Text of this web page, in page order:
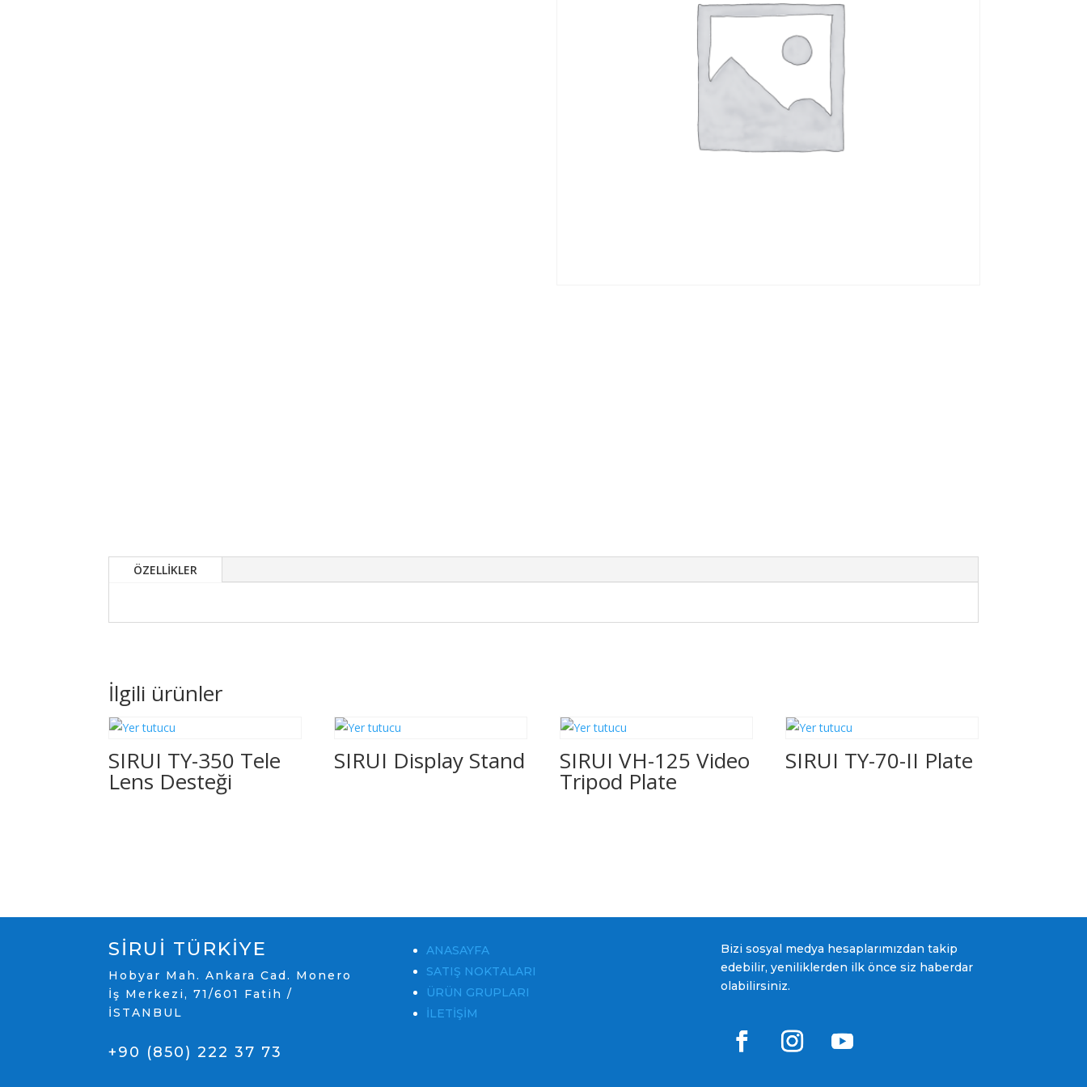
ÖZELLİKLER
İlgili ürünler
SIRUI TY-350 Tele
Lens Desteği
SIRUI Display Stand SIRUI VH-125 Video
Tripod Plate
SIRUI TY-70-II Plate
SİRUİ TÜRKİYE
Hobyar Mah. Ankara Cad. Monero
İş Merkezi, 71/601 Fatih /
İSTANBUL
+90 (850) 222 37 73
ANASAYFA
SATIŞ NOKTALARI
ÜRÜN GRUPLARI
İLETİŞİM
Bizi sosyal medya hesaplarımızdan takip
edebilir, yeniliklerden ilk önce siz haberdar
olabilirsiniz.